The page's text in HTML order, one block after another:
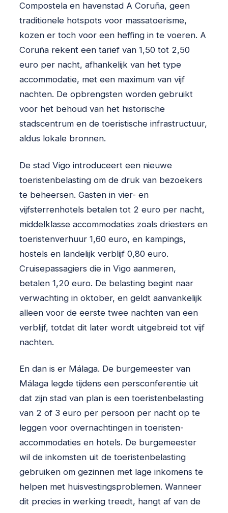
Compostela en havenstad A Coruña, geen
traditionele hotspots voor massa­toerisme,
kozen er toch voor een heffing in te voeren. A
Coruña rekent een tarief van 1,50 tot 2,50
euro per nacht, afhankelijk van het type
accommodatie, met een maximum van vijf
nachten. De opbrengsten worden gebruikt
voor het behoud van het historische
stadscentrum en de toeristische infrastructuur,
aldus lokale bronnen.
De stad Vigo introduceert een nieuwe
toeristenbelasting om de druk van bezoekers
te beheersen. Gasten in vier- en
vijfsterrenhotels betalen tot 2 euro per nacht,
middel­klasse accommodaties zoals driesters en
toeristen­verhuur 1,60 euro, en kampings,
hostels en landelijk verblijf 0,80 euro.
Cruisepassagiers die in Vigo aanmeren,
betalen 1,20 euro. De belasting begint naar
verwachting in oktober, en geldt aanvankelijk
alleen voor de eerste twee nachten van een
verblijf, totdat dit later wordt uitgebreid tot vijf
nachten.
En dan is er Málaga. De burgemeester van
Málaga legde tijdens een persconferentie uit
dat zijn stad van plan is een toeristenbelasting
van 2 of 3 euro per persoon per nacht op te
leggen voor overnachtingen in toeristen­
accommodaties en hotels. De burgemeester
wil de inkomsten uit de toeristenbelasting
gebruiken om gezinnen met lage inkomens te
helpen met huisvestingsproblemen. Wanneer
dit precies in werking treedt, hangt af van de